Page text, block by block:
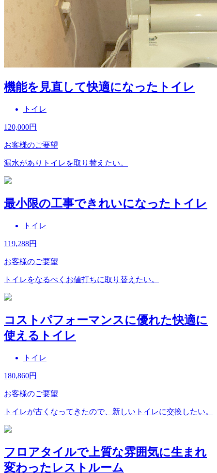
機能を見直して快適になったトイレ
トイレ
120,000円
お客様のご要望
漏水がありトイレを取り替えたい。
最小限の工事できれいになったトイレ
トイレ
119,288円
お客様のご要望
トイレをなるべくお値打ちに取り替えたい。
コストパフォーマンスに優れた快適に
使えるトイレ
トイレ
180,860円
お客様のご要望
トイレが古くなってきたので、新しいトイレに交換したい。
フロアタイルで上質な雰囲気に生まれ
変わったレストルーム